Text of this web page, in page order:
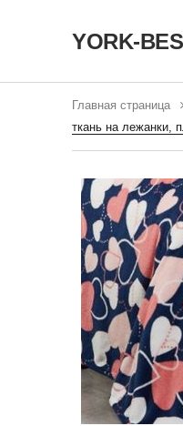
YORK-
Главная страница
ткань на лежанки,